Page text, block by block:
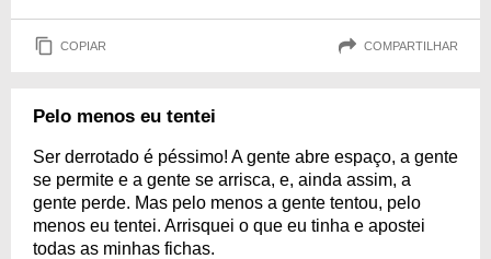
COPIAR COMPARTILHAR
Pelo menos eu tentei
Ser derrotado é péssimo! A gente abre espaço, a gente
se permite e a gente se arrisca, e, ainda assim, a
gente perde. Mas pelo menos a gente tentou, pelo
menos eu tentei. Arrisquei o que eu tinha e apostei
todas as minhas fichas.